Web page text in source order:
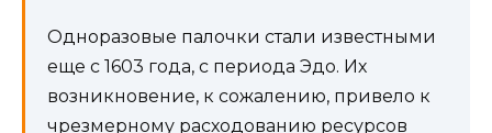
Одноразовые палочки стали известными
еще с 1603 года, с периода Эдо. Их
возникновение, к сожалению, привело к
чрезмерному расходованию ресурсов